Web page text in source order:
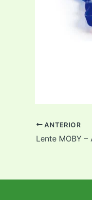
ANTERIOR
Lente MOBY